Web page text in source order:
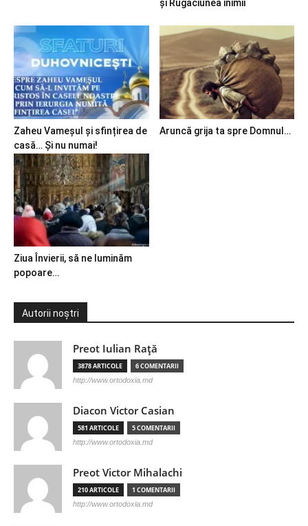
și Rugăciunea inimii
Zaheu Vameșul și sfințirea de
casă… Și nu numai!
Aruncă grija ta spre Domnul…
Ziua Învierii, să ne luminăm
popoare…
Autorii noștri
Preot Iulian Raţă
3878 ARTICOLE 6 COMENTARII
http://www.ortodoxia.md
Diacon Victor Casian
581 ARTICOLE 5 COMENTARII
http://www.ortodoxia.md
Preot Victor Mihalachi
210 ARTICOLE 1 COMENTARII
http://www.ortodoxia.md